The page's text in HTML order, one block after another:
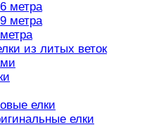
метра
метра
из литых веток
елки
елки